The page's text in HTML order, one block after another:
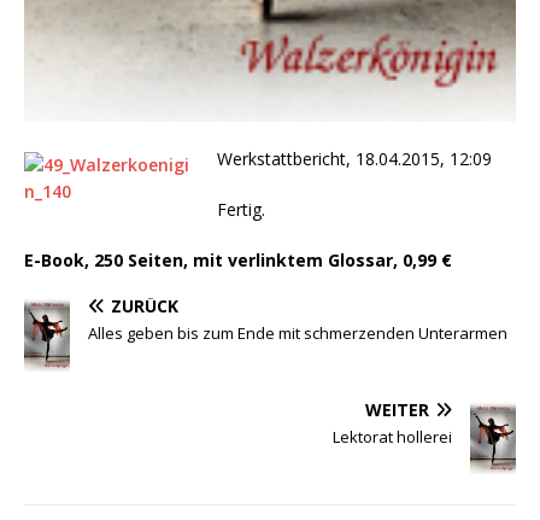
Werkstattbericht, 18.04.2015, 12:09
Fertig.
E-Book, 250 Seiten, mit verlinktem Glossar, 0,99 €
ZURÜCK
Alles geben bis zum Ende mit schmerzenden Unterarmen
WEITER
Lektorat hollerei